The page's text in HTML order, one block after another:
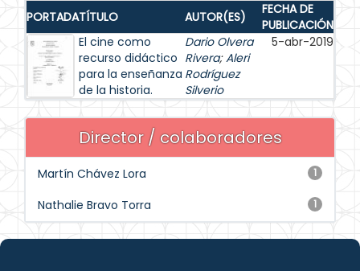
PORTADATÍTULO AUTOR(ES)
FECHA DE
PUBLICACIÓN
El cine como
recurso didáctico
para la enseñanza
de la historia.
Dario Olvera
Rivera;Aleri
Rodríguez
Silverio
5-abr-2019
Director / colaboradores
1
Martín Chávez Lora
1
Nathalie Bravo Torra